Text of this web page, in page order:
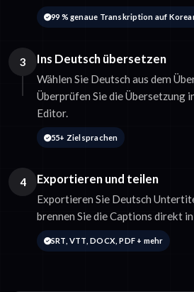
99 % genaue Transkription auf
3 Ins Deutsch übersetzen
Wählen Sie Deutsch aus dem
Überprüfen Sie die Übersetzung
Editor.
55+ Zielsprachen
4 Exportieren und teilen
Exportieren Sie Deutsch
brennen Sie die Captions direkt
SRT, VTT, DOCX, PDF + mehr